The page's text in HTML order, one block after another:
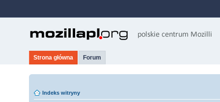
Strona główna Forum
Indeks witryny